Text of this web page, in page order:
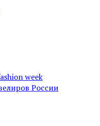
week
России